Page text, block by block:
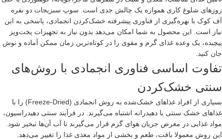
روزهای شلوغ کاری همواره یک چالش جدی است. سوپ سبزیجات دو نفره
آف کوک با بهره‌گیری از فناوری پیشرفته خشک‌کردن انجمادی، پاسخی به این
نیاز است. این محصول به شما امکان می‌دهد بدون نیاز به تجهیزات پخت‌وپز
پیچیده، یک وعده غذای گرم و مقوی را در کوتاه‌ترین زمان ممکن آماده و نوش
جان کنید.
تفاوت اساسی فناوری انجمادی با روش‌های
سنتی خشک‌کردن
بسیاری از افراد غذاهای خشک‌شده به روش انجمادی (Freeze-Dried) را با
غذاهای خشک سنتی یا دهیدراته اشتباه می‌گیرند. در فرآیند سنتی دهیدراسیون،
مواد غذایی در معرض جریان هوای گرم قرار می‌گیرند تا آب آن‌ها تبخیر شود.
این روش معمولا بافت، طعم و بخشی از مواد مغذی غذا را تغییر می‌دهد.